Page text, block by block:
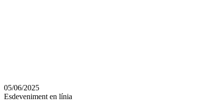
en
altres
05/06/2025
Esdeveniment en línia